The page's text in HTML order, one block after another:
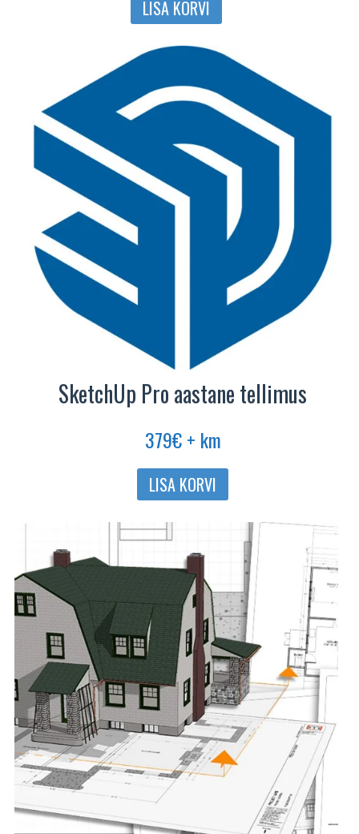
70€.35€.
LISA KORVI
SketchUp Pro aastane tellimus
379€ + km
LISA KORVI